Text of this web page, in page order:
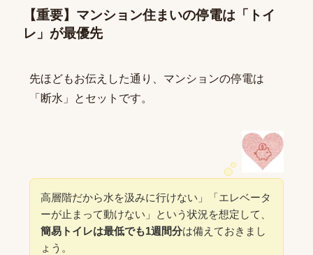
【重要】マンション住まいの停電は「トイ
レ」が最優先
先ほどもお伝えした通り、マンションの停電は
「断水」とセットです。
高層階だから水を汲みに行けない」「エレベータ
ーが止まって動けない」という状況を想定して、
簡易トイレは最低でも1週間分は備えておきまし
ょう。